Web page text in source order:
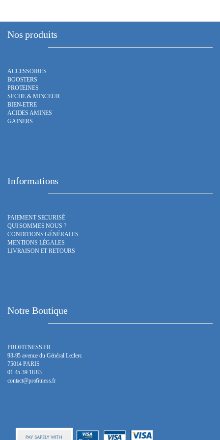
Nos produits
ACCESSOIRES
BOOSTERS
PROTEINES
SECHE & MINCEUR
BIEN-ETRE
ACIDES AMINES
GAINERS
Informations
PAIEMENT SECURISÉ
QUI SOMMES NOUS ?
CONDITIONS GÉNÉRALES
MENTIONS LÉGALES
LIVRAISON ET RETOURS
Notre Boutique
PROFITNESS.FR
93-95 avenue du Général Leclerc
75014 PARIS
01 45 39 18 83
contact@profitness.fr